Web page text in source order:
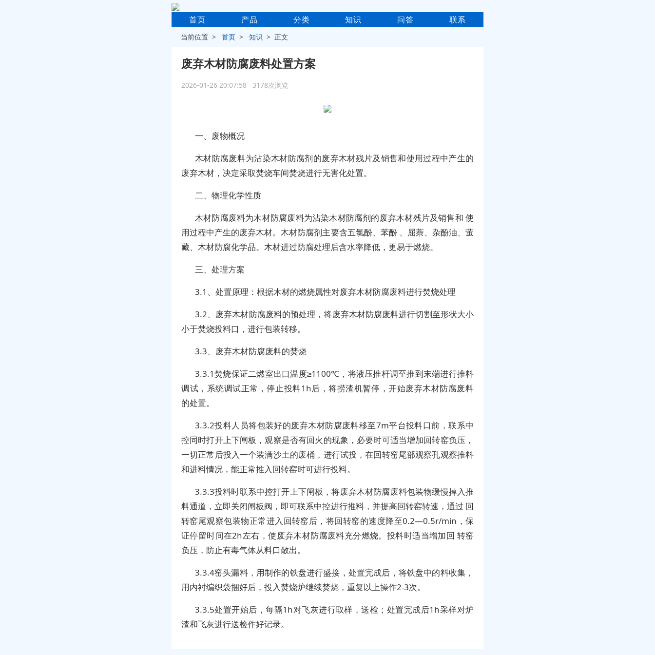
首页 产品 分类 知识 问答 联系
当前位置 >首页 >知识 > 正文
废弃木材防腐废料处置方案
2026-01-26 20:07:58 3178次浏览
一、废物概况
木材防腐废料为沾染木材防腐剂的废弃木材残片及销售和使用过程中产生的
废弃木材，决定采取焚烧车间焚烧进行无害化处置。
二、物理化学性质
木材防腐废料为木材防腐废料为沾染木材防腐剂的废弃木材残片及销售和 使
用过程中产生的废弃木材。木材防腐剂主要含五氯酚、苯酚 、屈萘、杂酚油、萤
藏、木材防腐化学品。木材进过防腐处理后含水率降低，更易于燃烧。
三、处理方案
3.1、处置原理：根据木材的燃烧属性对废弃木材防腐废料进行焚烧处理
3.2、废弃木材防腐废料的预处理，将废弃木材防腐废料进行切割至形状大小
小于焚烧投料口，进行包装转移。
3.3、废弃木材防腐废料的焚烧
3.3.1焚烧保证二燃室出口温度≥1100℃，将液压推杆调至推到末端进行推料
调试，系统调试正常，停止投料1h后，将捞渣机暂停，开始废弃木材防腐废料
的处置。
3.3.2投料人员将包装好的废弃木材防腐废料移至7m平台投料口前，联系中
控同时打开上下闸板，观察是否有回火的现象，必要时可适当增加回转窑负压，
一切正常后投入一个装满沙土的废桶，进行试投，在回转窑尾部观察孔观察推料
和进料情况，能正常推入回转窑时可进行投料。
3.3.3投料时联系中控打开上下闸板，将废弃木材防腐废料包装物缓慢掉入推
料通道，立即关闭闸板阀，即可联系中控进行推料，并提高回转窑转速，通过 回
转窑尾观察包装物正常进入回转窑后，将回转窑的速度降至0.2—0.5r/min，保
证停留时间在2h左右，使废弃木材防腐废料充分燃烧。投料时适当增加回 转窑
负压，防止有毒气体从料口散出。
3.3.4窑头漏料，用制作的铁盘进行盛接，处置完成后，将铁盘中的料收集，
用内衬编织袋捆好后，投入焚烧炉继续焚烧，重复以上操作2-3次。
3.3.5处置开始后，每隔1h对飞灰进行取样，送检；处置完成后1h采样对炉
渣和飞灰进行送检作好记录。